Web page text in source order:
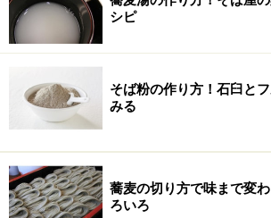
シピ
そば粉の作り方！石臼と
みる
蕎麦の切り方で味まで変
ろいろ